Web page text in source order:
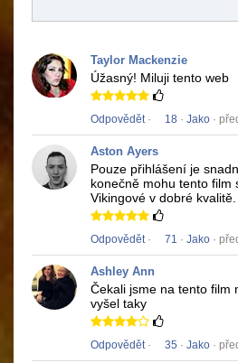
Taylor Mackenzie
Úžasný! Miluji tento web
Odpovědět· 18 · Jako ·
Aston Ayers
Pouze přihlášení je
konečně mohu tento film
Vikingové v dobré kvalitě.
Odpovědět· 71 · Jako ·
Ashley Ann
Čekali jsme na tento film
vyšel taky
Odpovědět· 35 · Jako ·